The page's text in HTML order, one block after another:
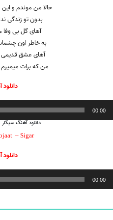
حالا من موندم و
بدون تو زندگی
آهای گل بی وفا
به خاطر اون
آهای عشق
من که برات
00:00
دانلود آهنگسیگار
–Sigar
00:00